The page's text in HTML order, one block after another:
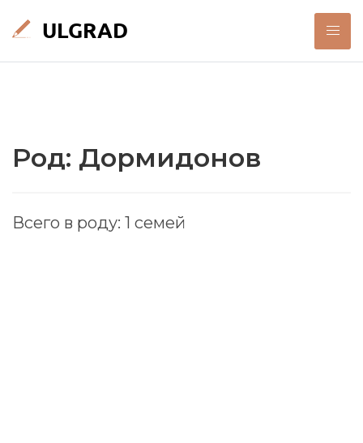
Род: Дормидонов
Всего в роду: 1 семей